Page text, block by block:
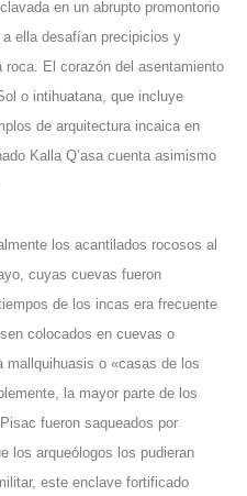
en un abrupto promontorio
ella desafían precipicios y
El corazón del asentamiento
o intihuatana, que incluye
de arquitectura incaica en
Kalla Q’asa cuenta asimismo
los acantilados rocosos al
cuyas cuevas fueron
de los incas era frecuente
colocados en cuevas o
mallquihuasis o «casas de los
la mayor parte de los
fueron saqueados por
los arqueólogos los pudieran
este enclave fortificado